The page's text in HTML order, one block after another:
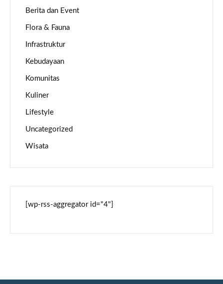
Berita dan Event
Flora & Fauna
Infrastruktur
Kebudayaan
Komunitas
Kuliner
Lifestyle
Uncategorized
Wisata
[wp-rss-aggregator id="4"]